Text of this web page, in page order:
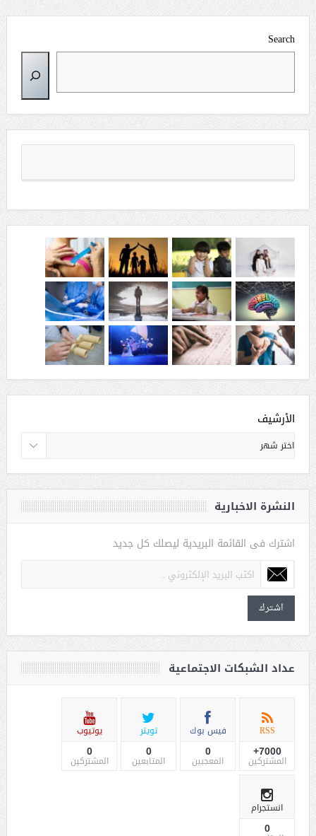
Search
الأرشيف
النشرة الاخبارية
اشترك فى القائمة البريدية ليصلك كل جديد
اشترك
عداد الشبكات الاجتماعية
RSS
7000+
المشتركين
فيس بوك
0
المعجبين
تويتر
0
المتابعين
يوتيوب
0
المشتركين
انستجرام
0